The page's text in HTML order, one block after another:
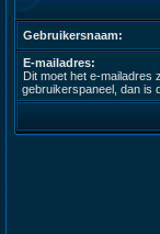
Gebruikersnaam:
E-mailadres:
Dit moet het e-mailadres
gebruikerspaneel, dan is